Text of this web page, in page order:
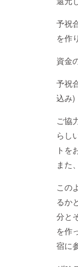
予祝
を作
資金
予祝
込み
ご協
らし
トを
また
この
るか
分と
を作
宿に